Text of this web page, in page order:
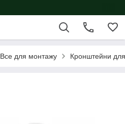
Все для монтажу Кронштейни